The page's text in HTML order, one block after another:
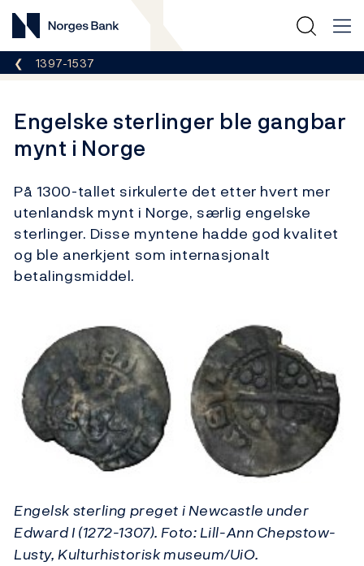
Norges Bank
Her er du nå:
1397-1537
Engelske sterlinger ble gangbar
mynt i Norge
På 1300-tallet sirkulerte det etter hvert mer
utenlandsk mynt i Norge, særlig engelske
sterlinger. Disse myntene hadde god kvalitet
og ble anerkjent som internasjonalt
betalingsmiddel.
Engelsk sterling preget i Newcastle under
Edward I (1272-1307). Foto: Lill-Ann Chepstow-
Lusty, Kulturhistorisk museum/UiO.